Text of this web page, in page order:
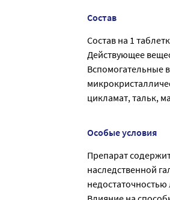
Состав
Состав на 1
Действующее
Вспомогательные
цикламат, тальк,
Особые условия
Препарат
наследственной
недостаточностью